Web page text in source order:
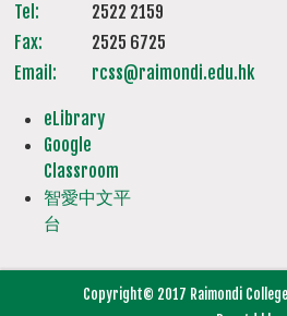
Tel:
2522 2159
Fax:
2525 6725
Email:
rcss@raimondi.edu.hk
eLibrary
Google
Classroom
智愛中文平
台
Copyright© 2017 Raimondi